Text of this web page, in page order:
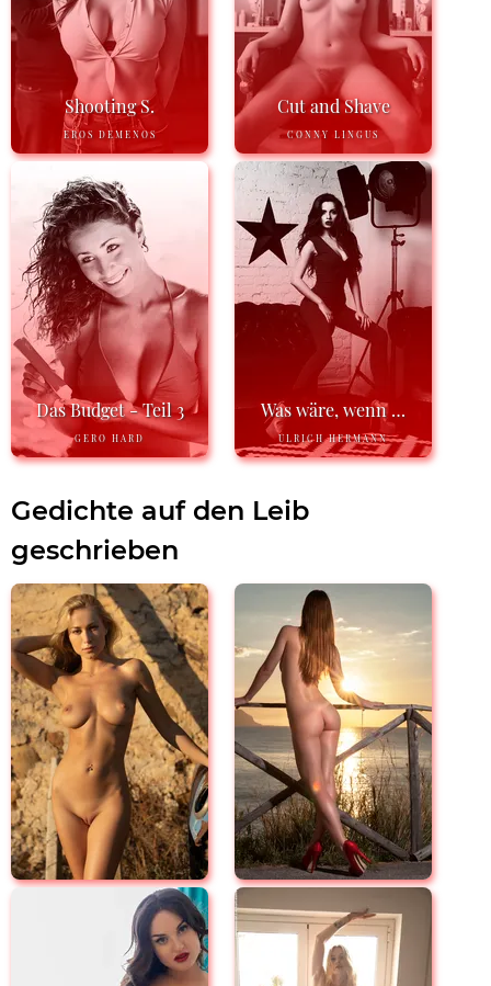
Shooting S.
EROS DEMENOS
Cut and Shave
CONNY LINGUS
Das Budget - Teil 3
GERO HARD
Was wäre, wenn …
ULRICH HERMANN
Gedichte auf den Leib
geschrieben